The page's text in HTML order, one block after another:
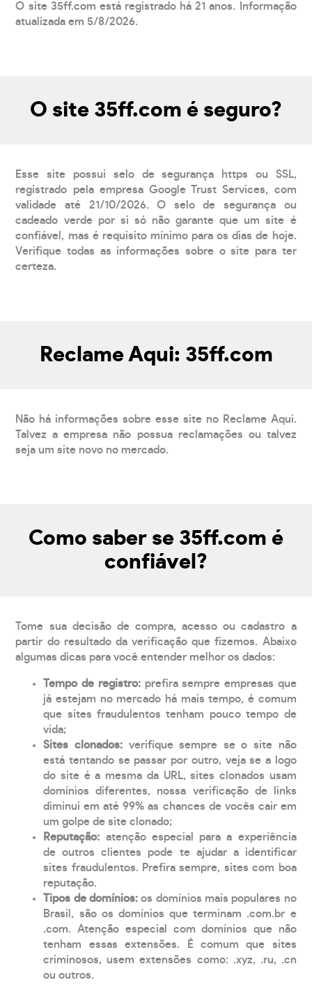
O site 35ff.com está registrado há 21 anos. Informação
atualizada em 5/8/2026.
O site 35ff.com é seguro?
Esse site possui selo de segurança https ou SSL,
registrado pela empresa Google Trust Services, com
validade até 21/10/2026. O selo de segurança ou
cadeado verde por si só não garante que um site é
confiável, mas é requisito mínimo para os dias de hoje.
Verifique todas as informações sobre o site para ter
certeza.
Reclame Aqui: 35ff.com
Não há informações sobre esse site no Reclame Aqui.
Talvez a empresa não possua reclamações ou talvez
seja um site novo no mercado.
Como saber se 35ff.com é
confiável?
Tome sua decisão de compra, acesso ou cadastro a
partir do resultado da verificação que fizemos. Abaixo
algumas dicas para você entender melhor os dados:
Tempo de registro: prefira sempre empresas que
já estejam no mercado há mais tempo, é comum
que sites fraudulentos tenham pouco tempo de
vida;
Sites clonados: verifique sempre se o site não
está tentando se passar por outro, veja se a logo
do site é a mesma da URL, sites clonados usam
domínios diferentes, nossa verificação de links
diminui em até 99% as chances de vocês cair em
um golpe de site clonado;
Reputação: atenção especial para a experiência
de outros clientes pode te ajudar a identificar
sites fraudulentos. Prefira sempre, sites com boa
reputação.
Tipos de domínios:os domínios mais populares no
Brasil, são os domínios que terminam .com.br e
.com. Atenção especial com domínios que não
tenham essas extensões. É comum que sites
criminosos, usem extensões como: .xyz, .ru, .cn
ou outros.